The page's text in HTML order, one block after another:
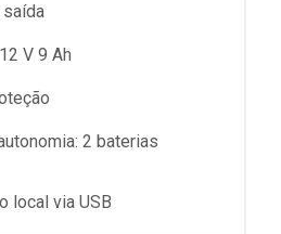
saída
V 9 Ah
2 baterias
local via USB